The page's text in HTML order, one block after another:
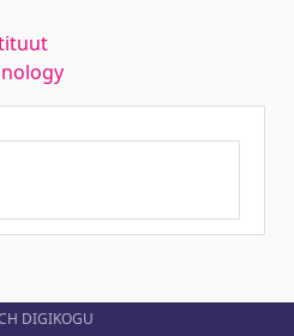
DIGIKOGU